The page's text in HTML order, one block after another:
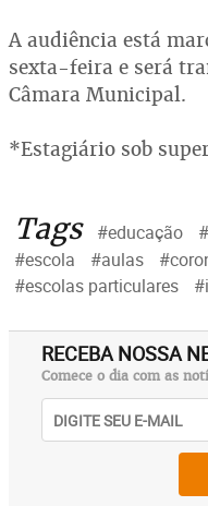
A audiência está
sexta-feira e será
Câmara Municipal.
*Estagiário sob
Tags #educação
#escola
#aulas
#escolas particulares
RECEBA NOSSA
Comece o dia com as